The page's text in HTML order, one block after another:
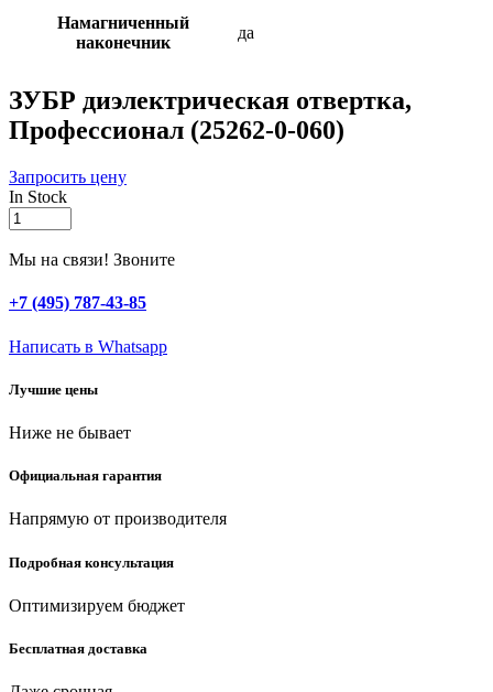
Намагниченный
наконечник
да
ЗУБР диэлектрическая отвертка,
Профессионал (25262-0-060)
Запросить цену
In Stock
ЗУБР
диэлектрическая
отвертка,
(25262-
0-
quantity
Мы на связи! Звоните
+7 (495) 787-43-85
Написать в Whatsapp
Лучшие цены
Ниже не бывает
Официальная гарантия
Напрямую от производителя
Подробная консультация
Оптимизируем бюджет
Бесплатная доставка